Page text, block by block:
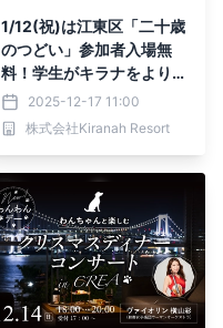
1/12(祝)は江東区「二十歳
のつどい」参加者入場無
料！学生がキラナをより一
層楽しめる『GO TOキラ
ナ2026学生限定プラン』
を1月・2月限定で提供
2025-12-17 11:00
株式会社Kiranah Resort